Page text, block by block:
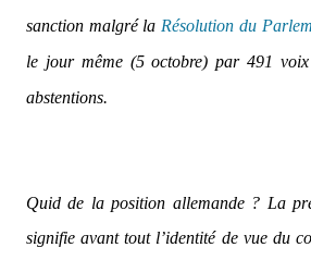
sanction malgré la Résolution du
le jour même (5 octobre) par 491
abstentions.
Quid de la position allemande ? La
signifie avant tout l’identité de vue du